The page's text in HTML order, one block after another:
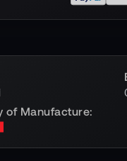
of Manufacture